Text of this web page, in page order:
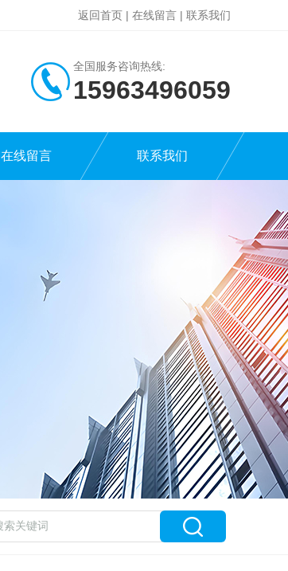
返回首页 | 在线留言 | 联系我们
全国服务咨询热线:
15963496059
在线留言 联系我们